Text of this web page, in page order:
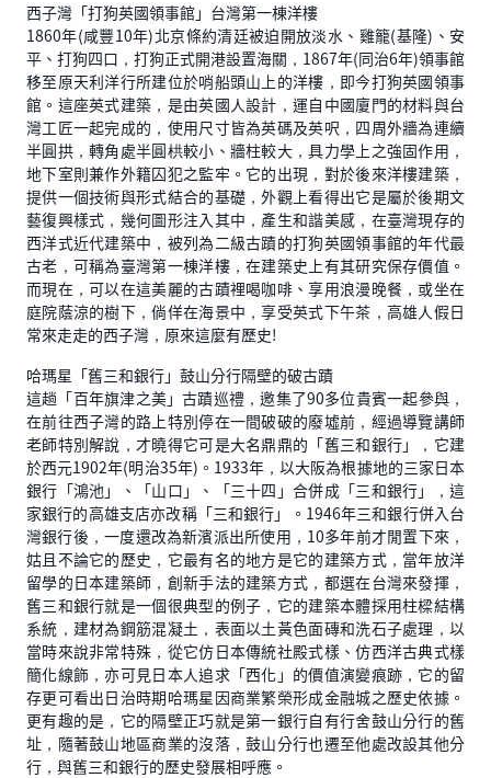
西子灣「打狗英國領事館」台灣第一棟洋樓
1860年(咸豐10年)北京條約清廷被迫開放淡水、雞籠(基隆)、安
平、打狗四口，打狗正式開港設置海關，1867年(同治6年)領事館
移至原天利洋行所建位於哨船頭山上的洋樓，即今打狗英國領事
館。這座英式建築，是由英國人設計，運自中國廈門的材料與台
灣工匠一起完成的，使用尺寸皆為英碼及英呎，四周外牆為連續
半圓拱，轉角處半圓栱較小、牆柱較大，具力學上之強固作用，
地下室則兼作外籍囚犯之監牢。它的出現，對於後來洋樓建築，
提供一個技術與形式結合的基礎，外觀上看得出它是屬於後期文
藝復興樣式，幾何圖形注入其中，產生和諧美感，在臺灣現存的
西洋式近代建築中，被列為二級古蹟的打狗英國領事館的年代最
古老，可稱為臺灣第一棟洋樓，在建築史上有其研究保存價值。
而現在，可以在這美麗的古蹟裡喝咖啡、享用浪漫晚餐，或坐在
庭院蔭涼的樹下，倘佯在海景中，享受英式下午茶，高雄人假日
常來走走的西子灣，原來這麼有歷史!
哈瑪星「舊三和銀行」鼓山分行隔壁的破古蹟
這趟「百年旗津之美」古蹟巡禮，邀集了90多位貴賓一起參與，
在前往西子灣的路上特別停在一間破破的廢墟前，經過導覽講師
老師特別解說，才曉得它可是大名鼎鼎的「舊三和銀行」，它建
於西元1902年(明治35年)。1933年，以大阪為根據地的三家日本
銀行「鴻池」、「山口」、「三十四」合併成「三和銀行」，這
家銀行的高雄支店亦改稱「三和銀行」。1946年三和銀行併入台
灣銀行後，一度還改為新濱派出所使用，10多年前才閒置下來，
姑且不論它的歷史，它最有名的地方是它的建築方式，當年放洋
留學的日本建築師，創新手法的建築方式，都選在台灣來發揮，
舊三和銀行就是一個很典型的例子，它的建築本體採用柱樑結構
系統，建材為鋼筋混凝土，表面以土黃色面磚和洗石子處理，以
當時來說非常特殊，從它仿日本傳統社殿式樣、仿西洋古典式樣
簡化線飾，亦可見日本人追求「西化」的價值演變痕跡，它的留
存更可看出日治時期哈瑪星因商業繁榮形成金融城之歷史依據。
更有趣的是，它的隔壁正巧就是第一銀行自有行舍鼓山分行的舊
址，隨著鼓山地區商業的沒落，鼓山分行也遷至他處改設其他分
行，與舊三和銀行的歷史發展相呼應。